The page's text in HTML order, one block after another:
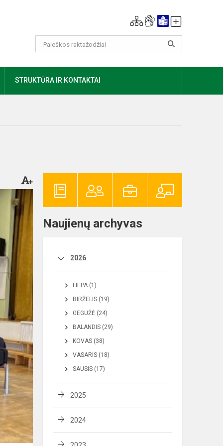
STRUKTŪRA IR KONTAKTAI
Naujienų archyvas
2026
LIEPA (1)
BIRŽELIS (19)
GEGUŽĖ (24)
BALANDIS (29)
KOVAS (38)
VASARIS (18)
SAUSIS (17)
2025
2024